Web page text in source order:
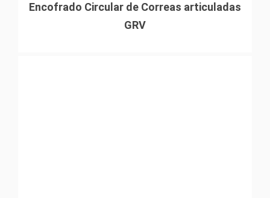
Encofrado Circular de Correas articuladas
GRV